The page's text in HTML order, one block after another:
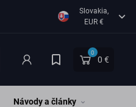
Slovakia,
EUR €
0
0 €
Návody a články